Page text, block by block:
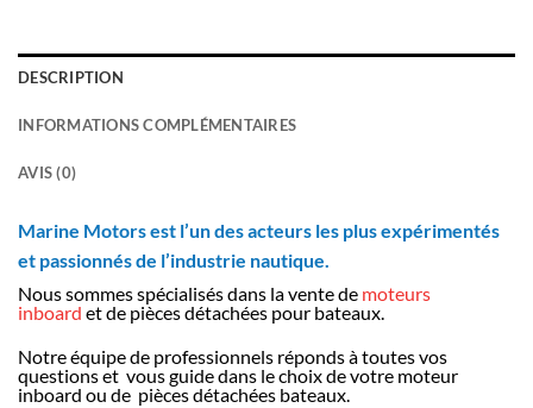
DESCRIPTION
INFORMATIONS COMPLÉMENTAIRES
AVIS (0)
Marine Motors est l’un des acteurs les plus expérimentés
et passionnés de l’industrie nautique.
Nous sommes spécialisés dans la vente de moteurs
inboard et de pièces détachées pour bateaux.
Notre équipe de professionnels réponds à toutes vos
questions et vous guide dans le choix de votre moteur
inboard ou de pièces détachées bateaux.